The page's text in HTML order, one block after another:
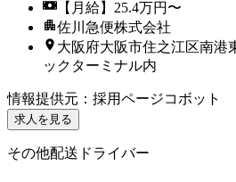
【月給】25.4万円〜
佐川急便株式会社
大阪府大阪市住之江区南港
ックターミナル内
情報提供元 ： 採用ページコボット
求人を見る
その他配送ドライバー